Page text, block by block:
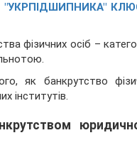
фізичних осіб –
як банкрутство
інститутів.